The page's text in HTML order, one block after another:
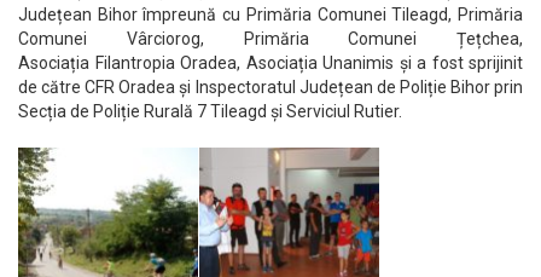
Județean Bihor împreună cu Primăria Comunei Tileagd, Primăria
Comunei Vârciorog, Primăria Comunei Țețchea,
Asociația Filantropia Oradea, Asociația Unanimis și a fost sprijinit
de către CFR Oradea și Inspectoratul Județean de Poliție Bihor prin
Secția de Poliție Rurală 7 Tileagd și Serviciul Rutier.